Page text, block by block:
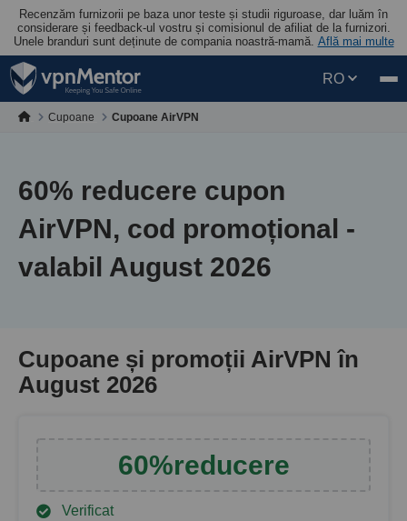
Recenzăm furnizorii pe baza unor teste și studii riguroase, dar luăm în
considerare și feedback-ul vostru și comisionul de afiliat de la furnizori.
Unele branduri sunt deținute de compania noastră-mamă. Află mai multe
RO
Cupoane Cupoane AirVPN
60% reducere cupon
AirVPN, cod promoțional -
valabil August 2026
Cupoane și promoții AirVPN în
August 2026
60%reducere
Verificat